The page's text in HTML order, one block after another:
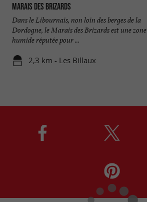
Marais des Brizards
Dans le Libournais, non loin des berges de la
Dordogne, le Marais des Brizards est une zone
humide réputée pour ...
2,3 km - Les Billaux